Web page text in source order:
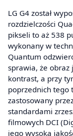
LG G4 został
rozdzielczości
pikseli to aż 538
wykonany w
Quantum
sprawia, że obraz
kontrast, a przy
poprzednich tego
zastosowany
standardami
filmowych DCI
jego wysoką